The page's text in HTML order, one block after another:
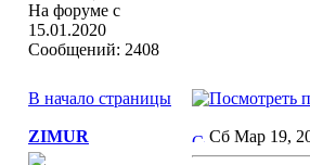
На форуме с
15.01.2020
Сообщений: 2408
В начало страницы
ZIMUR Сб Мар 19,